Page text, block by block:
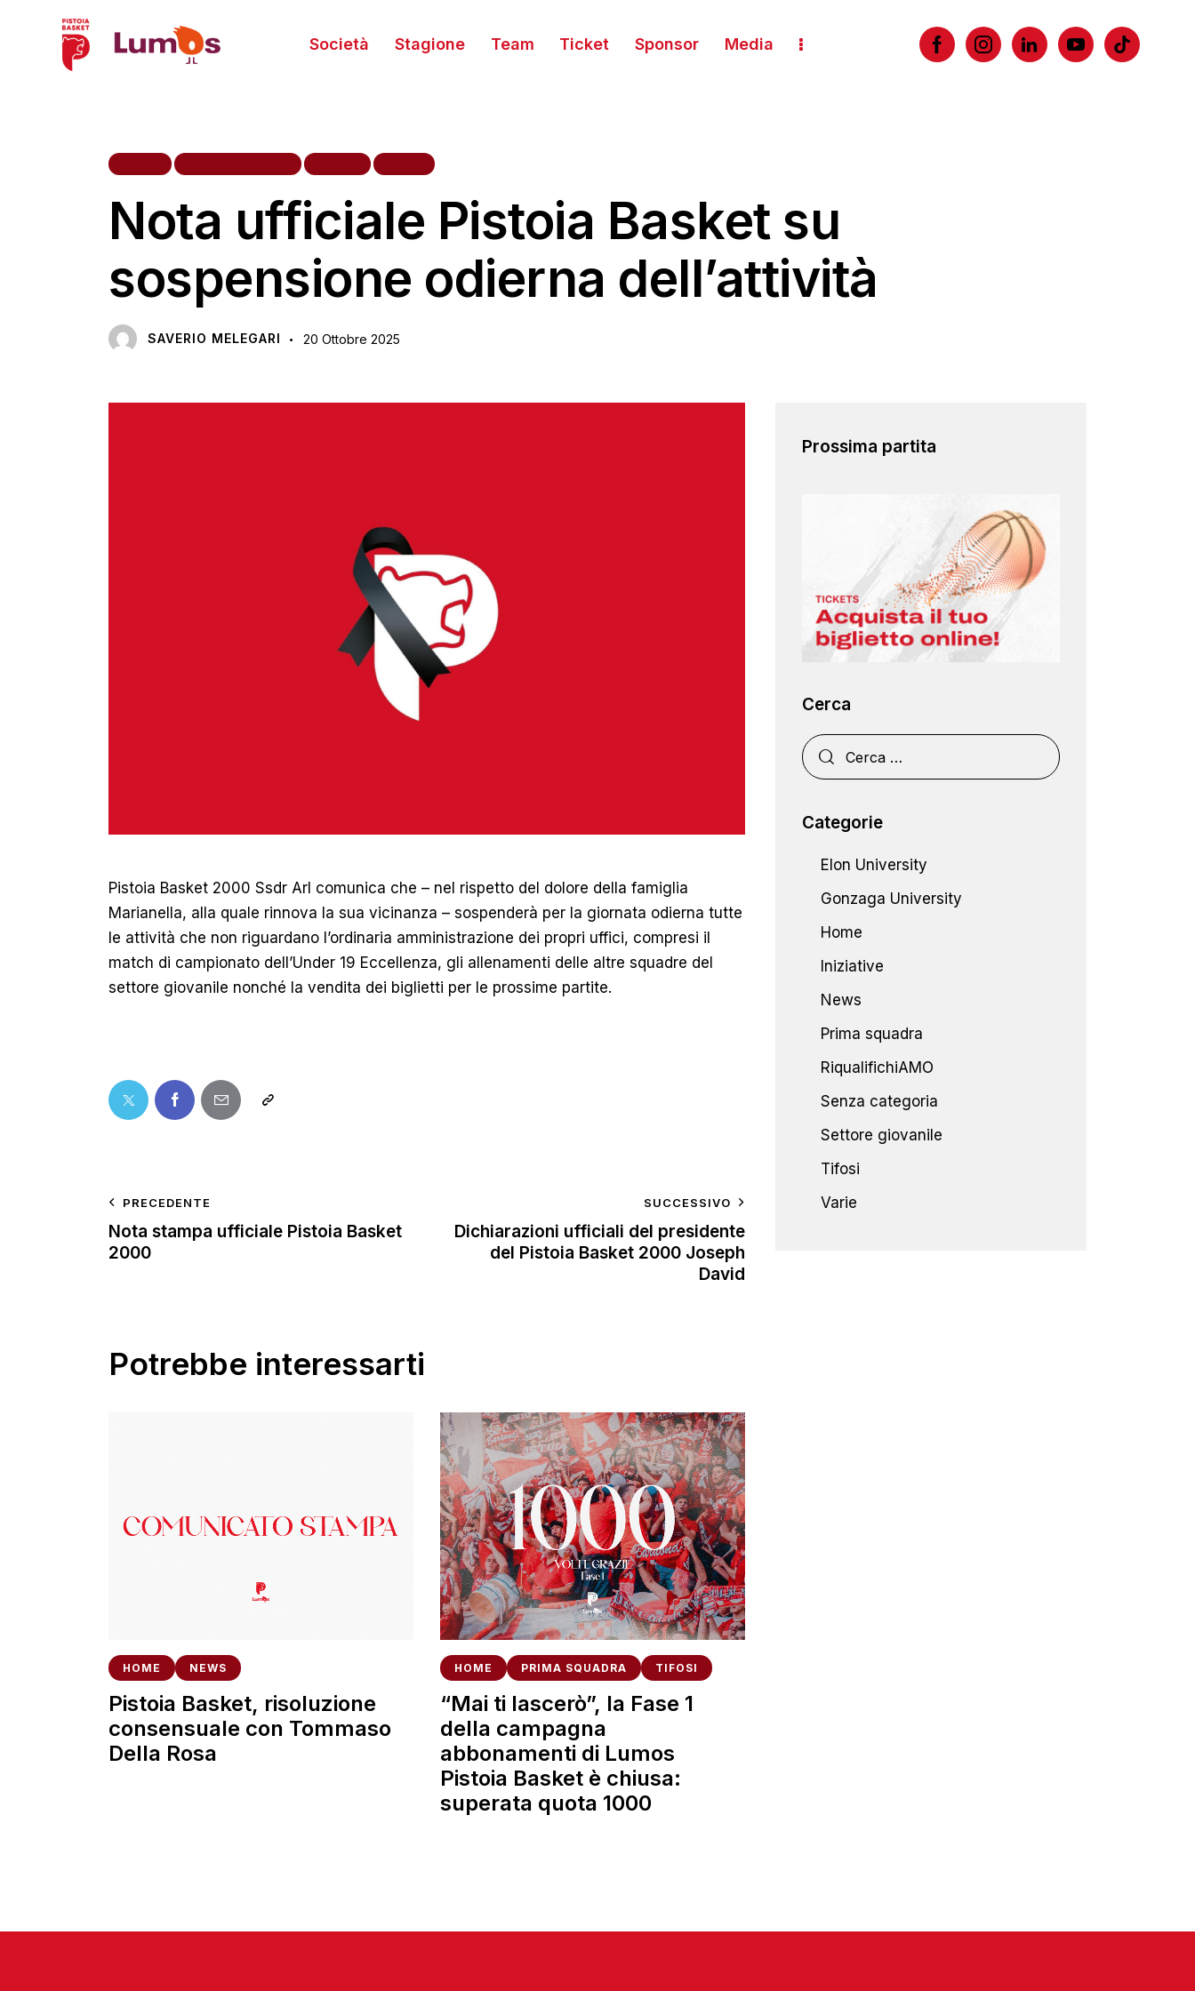
Società Stagione Team Ticket Sponsor Media
Nota ufficiale Pistoia Basket su
sospensione odierna dell’attività
SAVERIO MELEGARI 20 Ottobre 2025
Pistoia Basket 2000 Ssdr Arl comunica che – nel rispetto del dolore della famiglia
Marianella, alla quale rinnova la sua vicinanza – sospenderà per la giornata odierna tutte
le attività che non riguardano l’ordinaria amministrazione dei propri uffici, compresi il
match di campionato dell’Under 19 Eccellenza, gli allenamenti delle altre squadre del
settore giovanile nonché la vendita dei biglietti per le prossime partite.
PRECEDENTE
Nota stampa ufficiale Pistoia Basket
2000
SUCCESSIVO
Dichiarazioni ufficiali del presidente
del Pistoia Basket 2000 Joseph
David
Potrebbe interessarti
HOME NEWS
Pistoia Basket, risoluzione
consensuale con Tommaso
Della Rosa
HOME PRIMA SQUADRA TIFOSI
“Mai ti lascerò”, la Fase 1
della campagna
abbonamenti di Lumos
Pistoia Basket è chiusa:
superata quota 1000
Prossima partita
Cerca
Categorie
Elon University
Gonzaga University
Home
Iniziative
News
Prima squadra
RiqualifichiAMO
Senza categoria
Settore giovanile
Tifosi
Varie